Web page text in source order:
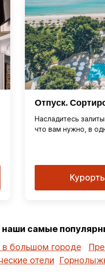
Отпуск.
Насладитесь
что вам нужно, в
самые
большом городе
отели